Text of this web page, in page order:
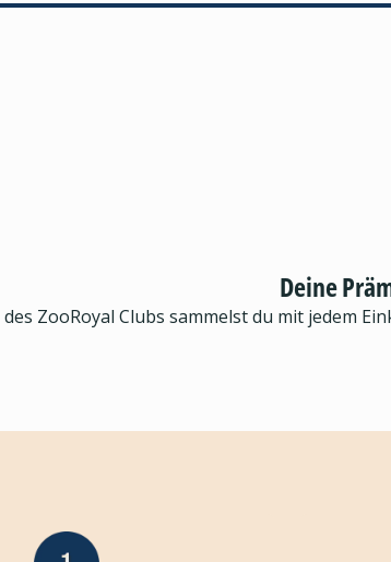
Deine
ZooRoyal Clubs sammelst du mit jedem